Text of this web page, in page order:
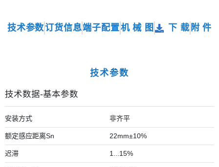
技术参数订货信息端子配置机 械 图 下 载 附 件
技术参数
技术数据-基本参数
安装方式 非齐平
额定感应距离Sn 22mm±10%
迟滞 1...15%